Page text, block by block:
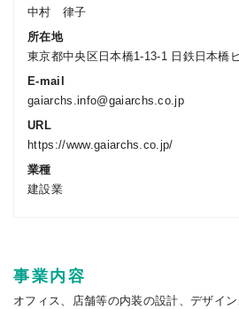
中村 律子
所在地
東京都中央区日本橋1-13-1 日鉄日本橋
E-mail
gaiarchs.info
gaiarchs.co.jp
URL
https://www.gaiarchs.co.jp/
業種
建設業
事業内容
オフィス、店舗等の内装の設計、デザイン